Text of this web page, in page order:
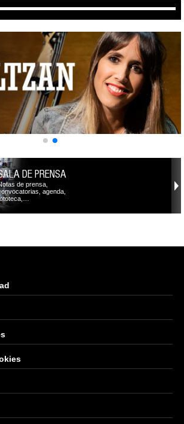
DE PRENSA
de prensa,
agenda,